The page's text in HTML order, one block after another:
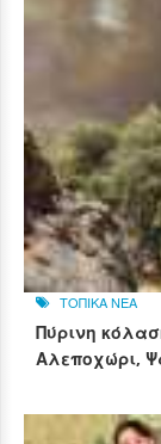
ΤΟΠΙΚΑ ΝΕΑ
Πύρινη
Αλεποχώρι,